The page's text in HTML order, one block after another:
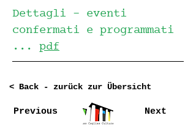
Dettagli - eventi
confermati e programmati
... pdf
< Back - zurück zur Übersicht
Previous Next